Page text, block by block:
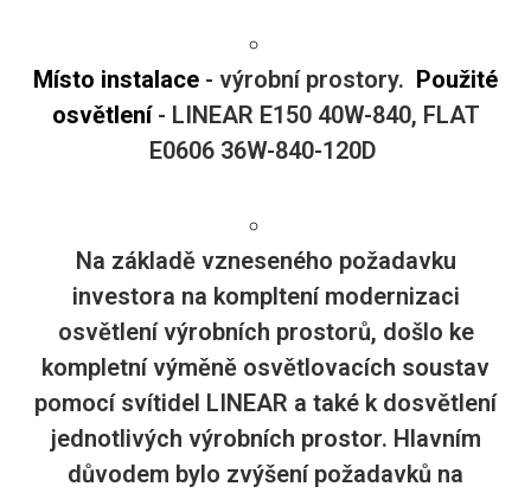
Místo instalace - výrobní prostory. Použité
osvětlení- LINEAR E150 40W-840, FLAT
E0606 36W-840-120D
Na základě vzneseného požadavku
investora na kompltení modernizaci
osvětlení výrobních prostorů, došlo ke
kompletní výměně osvětlovacích soustav
pomocí svítidel LINEAR a také k dosvětlení
jednotlivých výrobních prostor. Hlavním
důvodem bylo zvýšení požadavků na